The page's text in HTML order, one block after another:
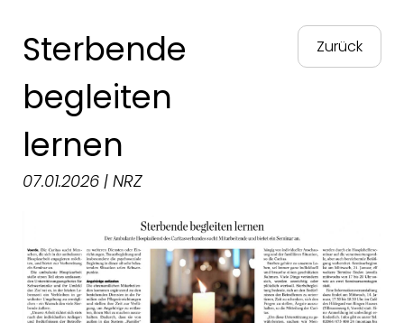
Sterbende
begleiten
lernen
07.01.2026 | NRZ
Zurück